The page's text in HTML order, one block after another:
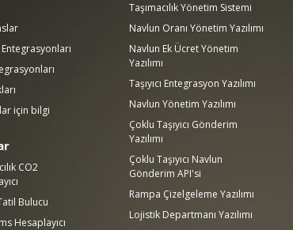
Entegrasyonları
için bilgi
CO2
Bulucu
Hesaplayıcı
Taşımacılık Yönetim Sistemi
Navlun Oranı Yönetim Yazılımı
Navlun Ek Ücret Yönetim
Yazılımı
Taşıyıcı Entegrasyon Yazılımı
Navlun Yönetim Yazılımı
Çoklu Taşıyıcı Gönderim
Yazılımı
Çoklu Taşıyıcı Navlun
Gönderim API'si
Rampa Çizelgeleme Yazılımı
Lojistik Departmanı Yazılımı